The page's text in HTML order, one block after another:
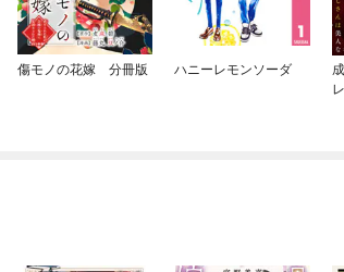
傷モノの花嫁 分冊版 ハニーレモンソーダ